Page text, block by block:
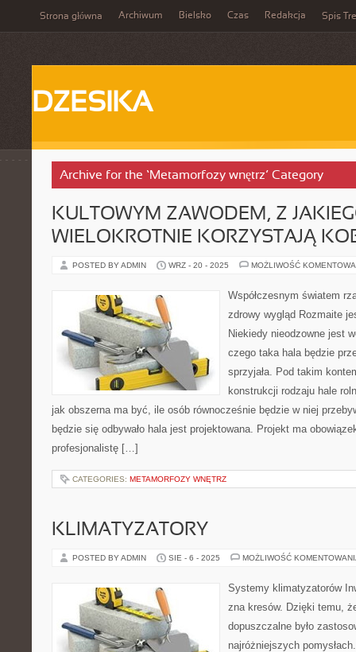
Strona główna Archiwum Bielsko Czas Redakcja Spis
DZESIKA
Archive for the ‘Metamorfozy wnętrz’ Category
KULTOWYM ZAWODEM, Z
WIELOKROTNIE KORZYSTAJĄ
POSTED BY ADMIN WRZ - 20 - 2025 MOŻLIWOŚĆ
Współczesnym światem
zdrowy wygląd Rozmaite
Niekiedy nieodzowne jest
czego taka hala będzie
sprzyjała. Pod takim
konstrukcji rodzaju hale
jak obszerna ma być, ile osób równocześnie będzie w niej
będzie się odbywało hala jest projektowana. Projekt ma
profesjonalistę […]
CATEGORIES: METAMORFOZY WNĘTRZ
KLIMATYZATORY
POSTED BY ADMIN SIE - 6 - 2025 MOŻLIWOŚĆ
Systemy klimatyzatorów
zna kresów. Dzięki temu,
dopuszczalne było
najróżniejszych